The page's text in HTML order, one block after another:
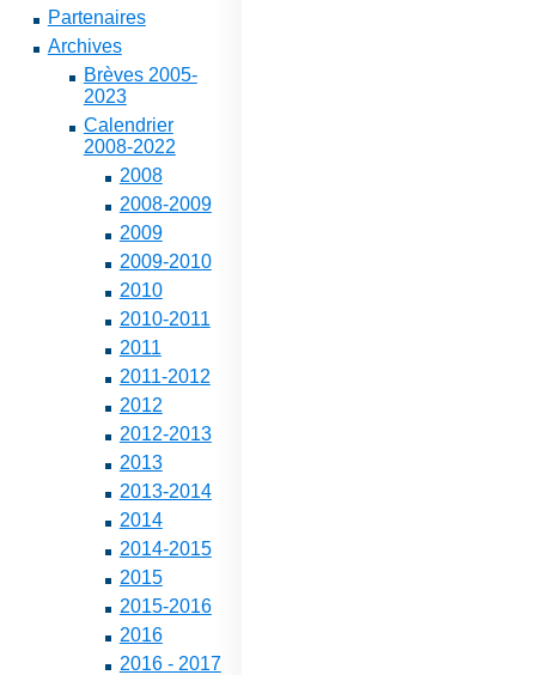
Partenaires
Archives
Brèves 2005-
2023
Calendrier
2008-2022
2008
2008-2009
2009
2009-2010
2010
2010-2011
2011
2011-2012
2012
2012-2013
2013
2013-2014
2014
2014-2015
2015
2015-2016
2016
2016 - 2017